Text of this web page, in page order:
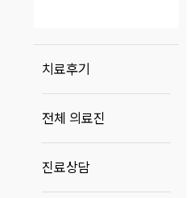
치료후기
전체 의료진
진료상담